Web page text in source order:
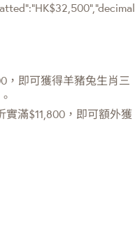
，即可獲得羊豬兔生肖三
滿$11,800，即可額外獲